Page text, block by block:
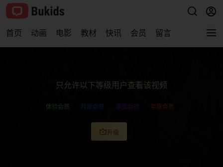
首页 动画 电影 教材 快讯 会员 留言
只允许以下等级用户查看该视频
体验会员 月度会员 季度会员 年度会员
升级